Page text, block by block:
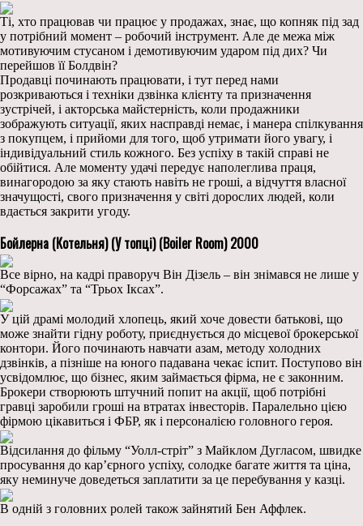
Ті, хто працював чи працює у продажах, знає, що копняк під зад
у потрібний момент – робочий інструмент. Але де межа між
мотивуючим стусаном і демотивуючим ударом під дих? Чи
перейшов її Болдвін?
Продавці починають працювати, і тут перед нами
розкриваються і техніки дзвінка клієнту та призначення
зустрічей, і акторська майстерність, коли продажники
зображують ситуації, яких насправді немає, і манера спілкування
з покупцем, і прийоми для того, щоб утримати його увагу, і
індивідуальний стиль кожного. Без успіху в такій справі не
обійтися. Але моменту удачі передує наполеглива праця,
винагородою за яку стають навіть не гроші, а відчуття власної
значущості, свого призначення у світі дорослих людей, коли
вдається закрити угоду.
Бойлерна (Котельня) (У топці) (Boiler Room) 2000
Все вірно, на кадрі праворуч Він Дізель – він знімався не лише у
“Форсажах” та “Трьох Іксах”.
У цій драмі молодий хлопець, який хоче довести батькові, що
може знайти гідну роботу, приєднується до місцевої брокерської
контори. Його починають навчати азам, методу холодних
дзвінків, а пізніше на юного падавана чекає іспит. Поступово він
усвідомлює, що бізнес, яким займається фірма, не є законним.
Брокери створюють штучний попит на акції, щоб потрібні
гравці заробили гроші на втратах інвесторів. Паралельно цією
фірмою цікавиться і ФБР, як і персоналією головного героя.
Відсилання до фільму “Уолл-стріт” з Майклом Дугласом, швидке
просування до кар’єрного успіху, солодке багате життя та ціна,
яку неминуче доведеться заплатити за це перебування у казці.
В одній з головних ролей також зайнятий Бен Аффлек.